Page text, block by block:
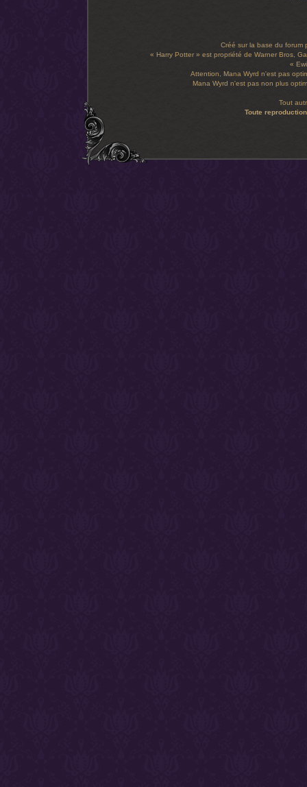
Créé sur la base du forum
« Harry Potter » est propriété de Warner Bros,
«
Attention, Mana Wyrd n'est pas
Mana Wyrd n'est pas non plus
Tout
Toute